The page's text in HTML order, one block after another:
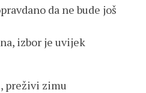
da ne bude još
izbor je uvijek
preživi zimu